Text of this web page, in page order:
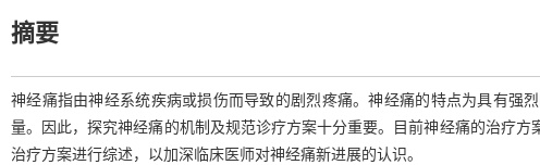
摘要
神经痛指由神经系统疾病或损伤而导致的剧烈疼痛。神经痛的特点为具有强
量。因此，探究神经痛的机制及规范诊疗方案十分重要。目前神经痛的治疗
治疗方案进行综述，以加深临床医师对神经痛新进展的认识。